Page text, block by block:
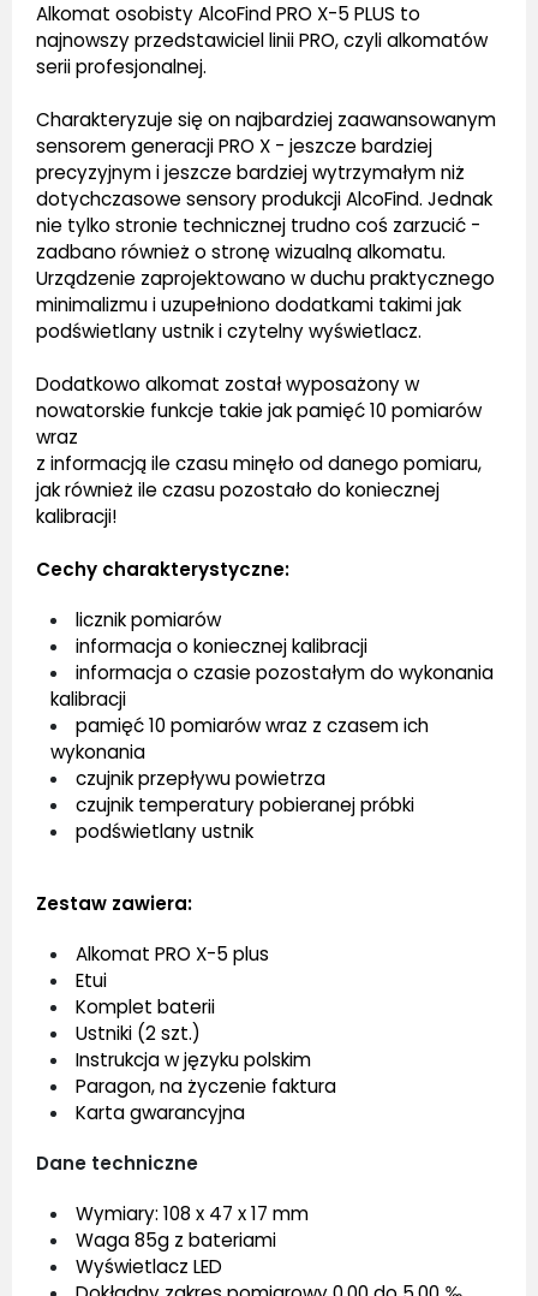
Alkomat osobisty AlcoFind PRO X-5 PLUS to
najnowszy przedstawiciel linii PRO, czyli alkomatów
serii profesjonalnej.
Charakteryzuje się on najbardziej zaawansowanym
sensorem generacji PRO X - jeszcze bardziej
precyzyjnym i jeszcze bardziej wytrzymałym niż
dotychczasowe sensory produkcji AlcoFind. Jednak
nie tylko stronie technicznej trudno coś zarzucić -
zadbano również o stronę wizualną alkomatu.
Urządzenie zaprojektowano w duchu praktycznego
minimalizmu i uzupełniono dodatkami takimi jak
podświetlany ustnik i czytelny wyświetlacz.
Dodatkowo alkomat został wyposażony w
nowatorskie funkcje takie jak pamięć 10 pomiarów
wraz
z informacją ile czasu minęło od danego pomiaru,
jak również ile czasu pozostało do koniecznej
kalibracji!
Cechy charakterystyczne:
licznik pomiarów
informacja o koniecznej kalibracji
informacja o czasie pozostałym do wykonania
kalibracji
pamięć 10 pomiarów wraz z czasem ich
wykonania
czujnik przepływu powietrza
czujnik temperatury pobieranej próbki
podświetlany ustnik
Zestaw zawiera:
Alkomat PRO X-5 plus
Etui
Komplet baterii
Ustniki (2 szt.)
Instrukcja w języku polskim
Paragon, na życzenie faktura
Karta gwarancyjna
Dane techniczne
Wymiary: 108 x 47 x 17 mm
Waga 85g z bateriami
Wyświetlacz LED